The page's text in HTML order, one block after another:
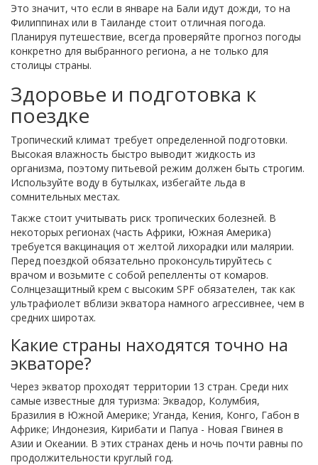
Это значит, что если в январе на Бали идут дожди, то на
Филиппинах или в Таиланде стоит отличная погода.
Планируя путешествие, всегда проверяйте прогноз погоды
конкретно для выбранного региона, а не только для
столицы страны.
Здоровье и подготовка к
поездке
Тропический климат требует определенной подготовки.
Высокая влажность быстро выводит жидкость из
организма, поэтому питьевой режим должен быть строгим.
Используйте воду в бутылках, избегайте льда в
сомнительных местах.
Также стоит учитывать риск тропических болезней. В
некоторых регионах (часть Африки, Южная Америка)
требуется вакцинация от желтой лихорадки или малярии.
Перед поездкой обязательно проконсультируйтесь с
врачом и возьмите с собой репелленты от комаров.
Солнцезащитный крем с высоким SPF обязателен, так как
ультрафиолет вблизи экватора намного агрессивнее, чем в
средних широтах.
Какие страны находятся точно на
экваторе?
Через экватор проходят территории 13 стран. Среди них
самые известные для туризма: Эквадор, Колумбия,
Бразилия в Южной Америке; Уганда, Кения, Конго, Габон в
Африке; Индонезия, Кирибати и Папуа - Новая Гвинея в
Азии и Океании. В этих странах день и ночь почти равны по
продолжительности круглый год.